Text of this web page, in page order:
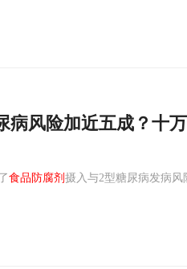
病风险加近五成？十
食品防腐剂 摄入与2型糖尿病发病风